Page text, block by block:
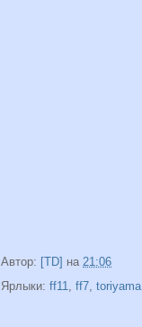
Автор: [TD] на 21:06
Ярлыки: ff11 ff7 toriyama